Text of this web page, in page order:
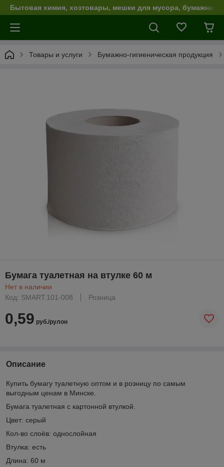
Бытовая химия, хозтовары, мешки для мусора, бумажная
Товары и услуги Бумажно-гигиеническая продукция
Бумага туалетная на втулке 60 м
Нет в наличии
Код: SMART.101-008
Розница
0,59 руб./рулон
Описание
Купить бумагу туалетную оптом и в розницу по самым
выгодным ценам в Минске.
Бумага туалетная с картонной втулкой.
Цвет: серый
Кол-во слоёв: однослойная
Втулка: есть
Длина: 60 м